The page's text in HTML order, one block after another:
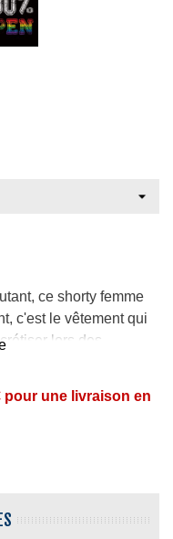
ce shorty femme
c'est le vêtement qui
lors des
pour une livraison en